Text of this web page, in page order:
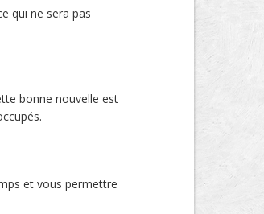
qui ne sera pas
bonne nouvelle est
et vous permettre